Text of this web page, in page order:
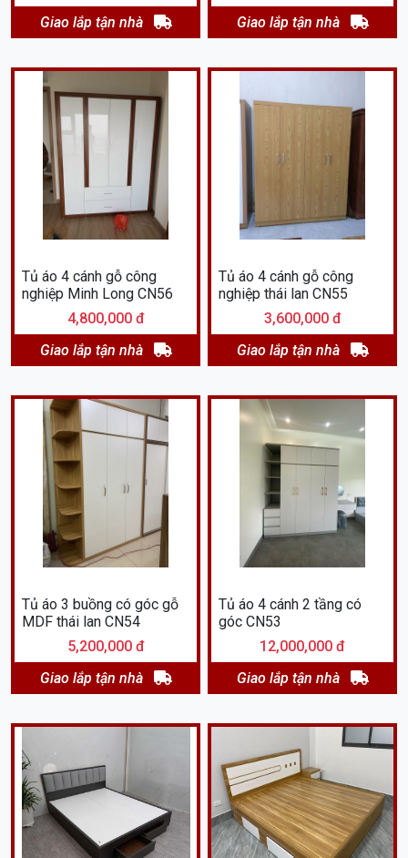
Giao lắp tận nhà Giao lắp tận nhà
Tủ áo 4 cánh gỗ công
nghiệp Minh Long CN56
4,800,000 đ
Giao lắp tận nhà
Tủ áo 4 cánh gỗ công
nghiệp thái lan CN55
3,600,000 đ
Giao lắp tận nhà
Tủ áo 3 buồng có góc gỗ
MDF thái lan CN54
5,200,000 đ
Giao lắp tận nhà
Tủ áo 4 cánh 2 tầng có
góc CN53
12,000,000 đ
Giao lắp tận nhà